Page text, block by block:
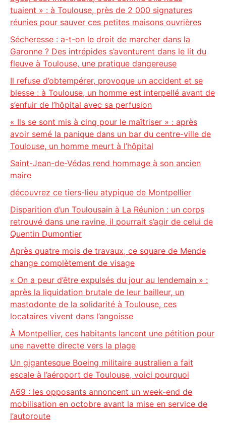
tuaient » : à Toulouse, près de 2 000 signatures
réunies pour sauver ces petites maisons ouvrières
Sécheresse : a-t-on le droit de marcher dans la
Garonne ? Des intrépides s’aventurent dans le lit du
fleuve à Toulouse, une pratique dangereuse
Il refuse d’obtempérer, provoque un accident et se
blesse : à Toulouse, un homme est interpellé avant de
s’enfuir de l’hôpital avec sa perfusion
« Ils se sont mis à cinq pour le maîtriser » : après
avoir semé la panique dans un bar du centre-ville de
Toulouse, un homme meurt à l’hôpital
Saint-Jean-de-Védas rend hommage à son ancien
maire
découvrez ce tiers-lieu atypique de Montpellier
Disparition d’un Toulousain à La Réunion : un corps
retrouvé dans une ravine, il pourrait s’agir de celui de
Quentin Dumontier
Après quatre mois de travaux, ce square de Mende
change complètement de visage
« On a peur d’être expulsés du jour au lendemain » :
après la liquidation brutale de leur bailleur, un
mastodonte de la solidarité à Toulouse, ces
locataires vivent dans l’angoisse
À Montpellier, ces habitants lancent une pétition pour
une navette directe vers la plage
Un gigantesque Boeing militaire australien a fait
escale à l’aéroport de Toulouse, voici pourquoi
A69 : les opposants annoncent un week-end de
mobilisation en octobre avant la mise en service de
l’autoroute